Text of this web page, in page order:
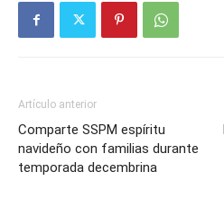
Artículo anterior
Comparte SSPM espíritu
navideño con familias durante
temporada decembrina